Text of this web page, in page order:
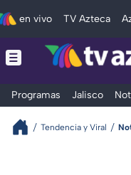
en vivo TV Azteca
Programas Jalisco
Tendencia y Viral